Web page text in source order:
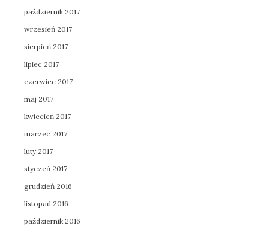
październik 2017
wrzesień 2017
sierpień 2017
lipiec 2017
czerwiec 2017
maj 2017
kwiecień 2017
marzec 2017
luty 2017
styczeń 2017
grudzień 2016
listopad 2016
październik 2016